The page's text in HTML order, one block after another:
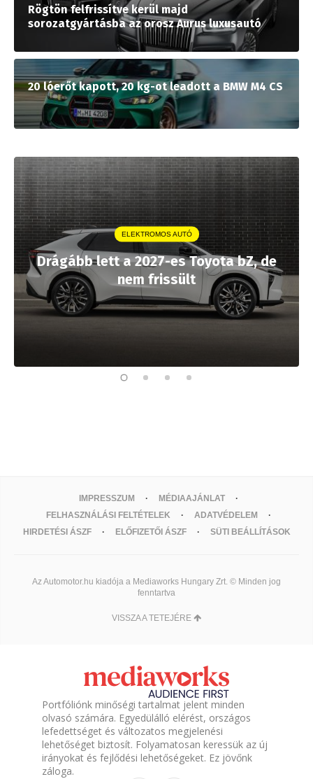
Rögtön felfrissítve kerül majd
sorozatgyártásba az orosz Aurus luxusautó
20 lóerőt kapott, 20 kg-ot leadott a BMW M4 CS
ELEKTROMOS AUTÓ
Drágább lett a 2027-es Toyota bZ, de
nem frissült
IMPRESSZUM
MÉDIAAJÁNLAT
FELHASZNÁLÁSI FELTÉTELEK
ADATVÉDELEM
HIRDETÉSI ÁSZF
ELŐFIZETŐI ÁSZF SÜTI BEÁLLÍTÁSOK
Az Automotor.hu kiadója a Mediaworks Hungary Zrt. © Minden jog
fenntartva
VISSZA A TETEJÉRE
Portfóliónk minőségi tartalmat jelent minden
olvasó számára. Egyedülálló elérést, országos
lefedettséget és változatos megjelenési
lehetőséget biztosít. Folyamatosan keressük az új
irányokat és fejlődési lehetőségeket. Ez jövőnk
záloga.